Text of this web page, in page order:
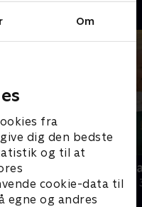
Om
fra
dig den bedste
og til at
cookie-data til
og andres
Nytår hos
2018 • Livsstil •